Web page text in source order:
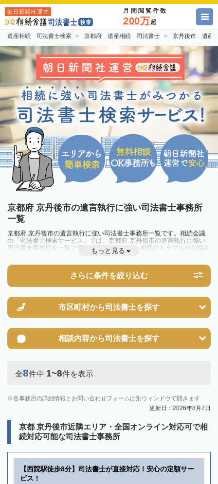
朝日新聞社運営 月間閲覧件数
200万超
遺産相続 司法書士検索 京都府 遺産相続 司法書士 京丹後市 遺産
京都府 京丹後市の遺言執行に強い司法書士事務所
一覧
京都府 京丹後市の遺言執行に強い司法書士事務所一覧です。相続会議
の「司法書士検索サービス」では、京都府 京丹後市の遺言執行に強い
司法書士事務所を一覧で見ることが出来ます。相続のトラブルやお悩み
を抱えている方は一度近隣の司法書士に相談してみましょう。
もっと見る
さらに条件を絞り込む
市区町村から司法書士を探す
相談内容から司法書士を探す
全8件中 1~8件を表示
各事務所の詳細情報とお問い合わせフォームは別ウィンドウで開きます
更新日：2026年8月7日
京都 京丹後市近隣エリア・全国オンライン対応可で相
続対応可能な司法書士事務所
【西院駅徒歩8分】司法書士が直接対応！安心の定額サー
ビス！